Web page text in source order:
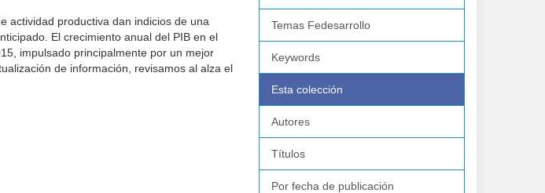
actividad productiva dan indicios de una
El crecimiento anual del PIB en el
impulsado principalmente por un mejor
de información, revisamos al alza el
Temas Fedesarrollo
Keywords
Esta colección
Autores
Títulos
Por fecha de publicación